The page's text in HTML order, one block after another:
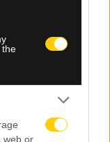
the
web or
– Σε